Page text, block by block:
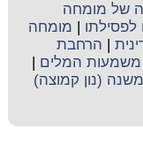
של מומחה
לפסילתו
מומחה
הרחבת
משמעות המלים
משנה (נון קמוצה)